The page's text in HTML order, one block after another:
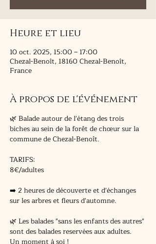
Heure et lieu
10 oct. 2025, 15:00 – 17:00
Chezal-Benoît, 18160 Chezal-Benoît,
France
À propos de l'événement
🌿 Balade autour de l'étang des trois
biches au sein de la forêt de chœur sur la
commune de Chezal-Benoît.
TARIFS:
8€/adultes
➡️ 2 heures de découverte et d'échanges
sur les arbres et fleurs d'automne.
🌿 Les balades "sans les enfants des autres"
sont des balades reservées aux adultes.